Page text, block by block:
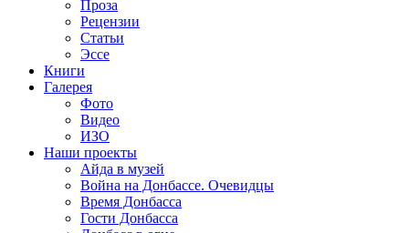
Проза
Рецензии
Статьи
Эссе
Книги
Галерея
Фото
Видео
ИЗО
Наши проекты
Айда в музей
Война на Донбассе. Очевидцы
Время Донбасса
Гости Донбасса